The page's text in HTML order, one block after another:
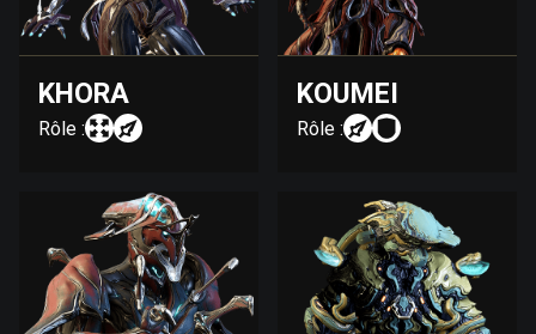
KHORA
Rôle :
KOUMEI
Rôle :